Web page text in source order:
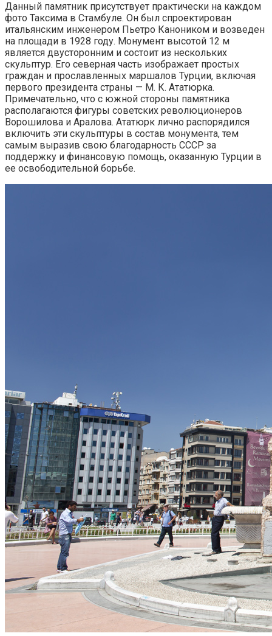
Данный памятник присутствует практически на каждом
фото Таксима в Стамбуле. Он был спроектирован
итальянским инженером Пьетро Каноником и возведен
на площади в 1928 году. Монумент высотой 12 м
является двусторонним и состоит из нескольких
скульптур. Его северная часть изображает простых
граждан и прославленных маршалов Турции, включая
первого президента страны — М. К. Ататюрка.
Примечательно, что с южной стороны памятника
располагаются фигуры советских революционеров
Ворошилова и Аралова. Ататюрк лично распорядился
включить эти скульптуры в состав монумента, тем
самым выразив свою благодарность СССР за
поддержку и финансовую помощь, оказанную Турции в
ее освободительной борьбе.